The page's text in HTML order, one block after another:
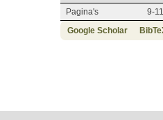
Pagina's
9-11
Google Scholar